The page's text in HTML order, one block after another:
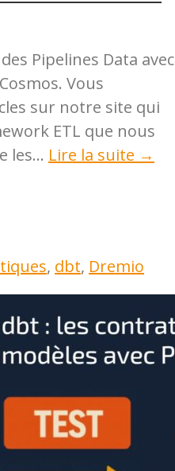
Pipelines Data avec
Vous
sur notre site qui
ETL que nous
les... Lire la suite →
, dbt, Dremio